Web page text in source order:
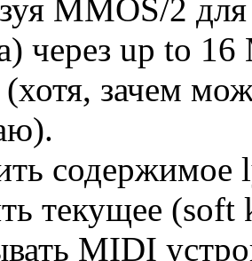
MMOS/2
через up to
зачем
содержимое
текущее (soft
MIDI